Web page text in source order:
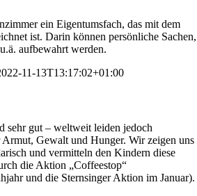
ein Eigentumsfach,das mit dem
ist. Darinkönnen persönliche Sachen,
u.ä. aufbewahrt werden.
11-13T13:17:02+01:00
sehr gut – weltweit leiden jedoch
Gewalt und Hunger. Wir zeigen uns
undvermitteln den Kindern diese
die Aktion „Coffeestop“
jahr und die Sternsinger Aktion im Januar).